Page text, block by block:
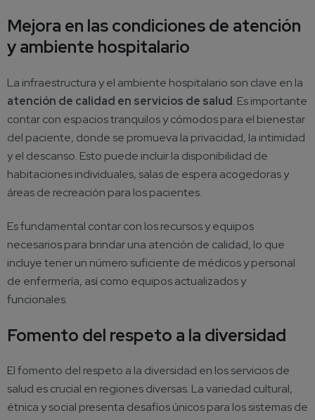
Mejora en las condiciones de atención
y ambiente hospitalario
La infraestructura y el ambiente hospitalario son clave en la
atención de calidad en servicios de salud. Es importante
contar con espacios tranquilos y cómodos para el bienestar
del paciente, donde se promueva la privacidad, la intimidad
y el descanso. Esto puede incluir la disponibilidad de
habitaciones individuales, salas de espera acogedoras y
áreas de recreación para los pacientes.
Es fundamental contar con los recursos y equipos
necesarios para brindar una atención de calidad, lo que
incluye tener un número suficiente de médicos y personal
de enfermería, así como equipos actualizados y
funcionales.
Fomento del respeto a la diversidad
El fomento del respeto a la diversidad en los servicios de
salud es crucial en regiones diversas. La variedad cultural,
étnica y social presenta desafíos únicos para los sistemas de